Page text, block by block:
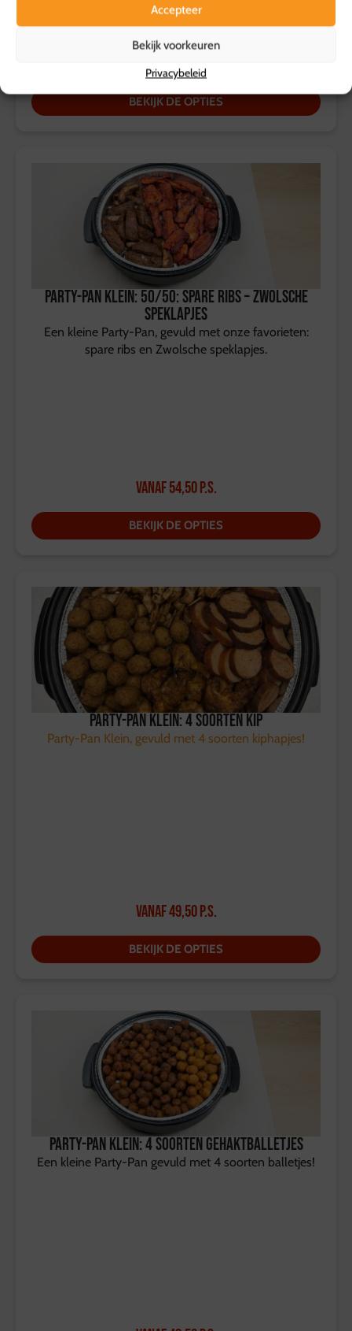
Accepteer
Bekijk voorkeuren
Privacybeleid
Vanaf 119,50p.s.
BEKIJK DE OPTIES
Party-Pan Klein: 50/50: Spare ribs – Zwolsche
speklapjes
Een kleine Party-Pan, gevuld met onze favorieten:
spare ribs en Zwolsche speklapjes.
Vanaf54,50p.s.
BEKIJK DE OPTIES
Party-Pan Klein: 4 soorten kip
Party-Pan Klein, gevuld met 4 soorten kiphapjes!
Vanaf49,50p.s.
BEKIJK DE OPTIES
Party-Pan Klein: 4 soorten gehaktballetjes
Een kleine Party-Pan gevuld met 4 soorten balletjes!